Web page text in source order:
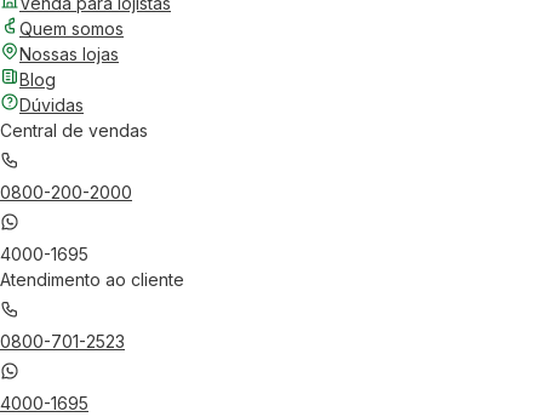
Quem somos
Nossas lojas
Blog
Dúvidas
Central de vendas
0800-200-2000
4000-1695
Atendimento ao cliente
0800-701-2523
4000-1695